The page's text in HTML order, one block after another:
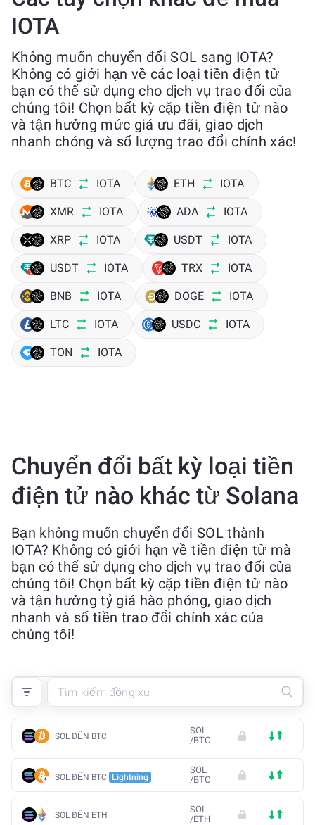
IOTA
Không muốn chuyển đổi SOL sang IOTA?
Không có giới hạn về các loại tiền điện tử
bạn có thể sử dụng cho dịch vụ trao đổi của
chúng tôi! Chọn bất kỳ cặp tiền điện tử nào
và tận hưởng mức giá ưu đãi, giao dịch
nhanh chóng và số lượng trao đổi chính xác!
BTC IOTA ETH IOTA
XMR IOTA ADA IOTA
XRP IOTA USDT IOTA
USDT IOTA TRX IOTA
BNB IOTA DOGE IOTA
LTC IOTA USDC IOTA
TON IOTA
Chuyển đổi bất kỳ loại tiền
điện tử nào khác từ Solana
Bạn không muốn chuyển đổi SOL thành
IOTA? Không có giới hạn về tiền điện tử mà
bạn có thể sử dụng cho dịch vụ trao đổi của
chúng tôi! Chọn bất kỳ cặp tiền điện tử nào
và tận hưởng tỷ giá hào phóng, giao dịch
nhanh và số tiền trao đổi chính xác của
chúng tôi!
SOL ĐẾN BTC
SOL
/BTC
SOL ĐẾN BTC Lightning
SOL
/BTC
SOL ĐẾN ETH
SOL
/ETH